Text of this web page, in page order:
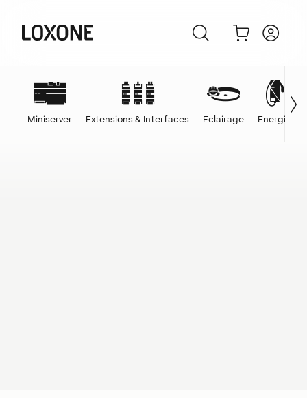
Miniserver Extensions & Interfaces Eclairage Energie